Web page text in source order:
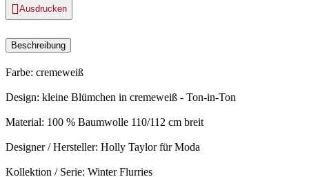
Ausdrucken
Beschreibung
Farbe: cremeweiß
Design: kleine Blümchen in cremeweiß - Ton-in-Ton
Material: 100 % Baumwolle 110/112 cm breit
Designer / Hersteller: Holly Taylor für Moda
Kollektion / Serie: Winter Flurries